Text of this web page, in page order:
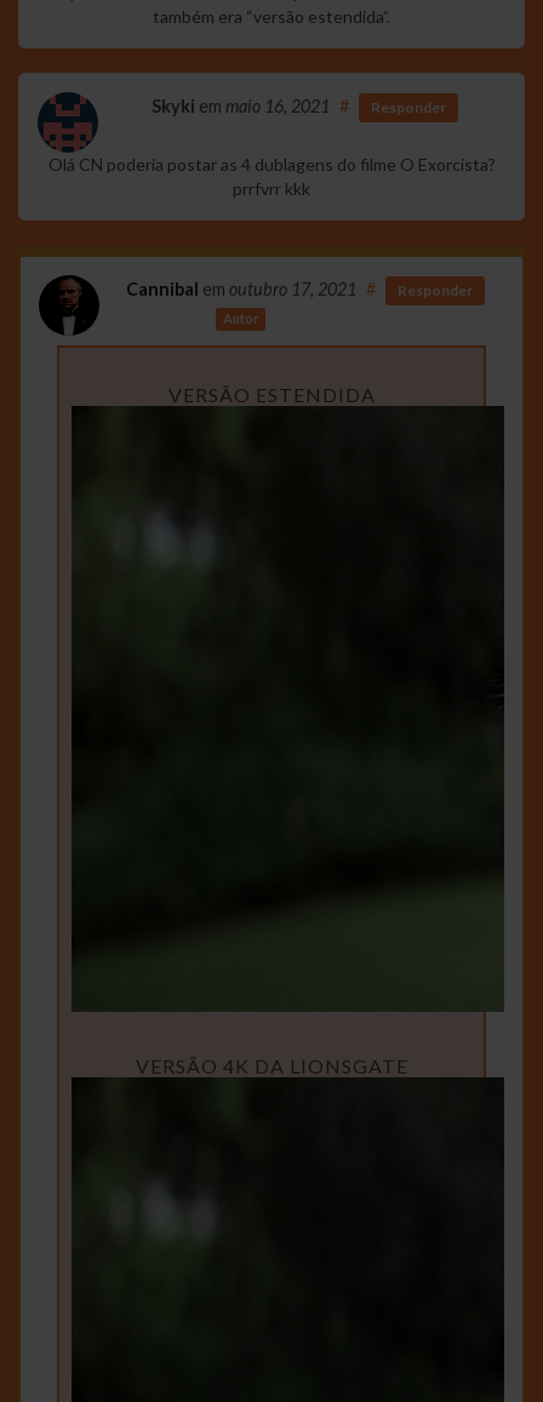
também era “versão estendida”.
Skyki em maio 16, 2021 # Responder
Olá CN poderia postar as 4 dublagens do filme O Exorcista?
prrfvrr kkk
Cannibal em outubro 17, 2021
Autor
# Responder
VERSÃO ESTENDIDA
VERSÃO 4K DA LIONSGATE